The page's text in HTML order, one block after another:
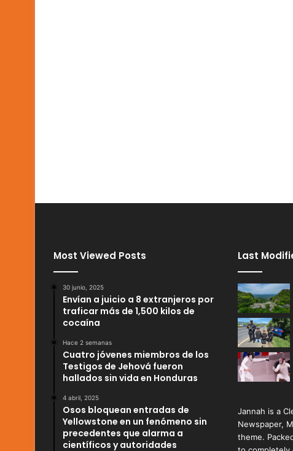
Most Viewed Posts
30 junio, 2025
Envían a juicio a 8 extranjeros por
traficar más de 1,500 kilos de
cocaína
Hace 2 semanas
Cuatro jóvenes miembros de los
Testigos de Jehová fueron
hallados sin vida en Honduras
4 abril, 2025
Osos bloquean entradas de
Yellowstone en un fenómeno sin
precedentes que alarma a
científicos y autoridades
Last
Jannah is a
Newspaper,
theme.